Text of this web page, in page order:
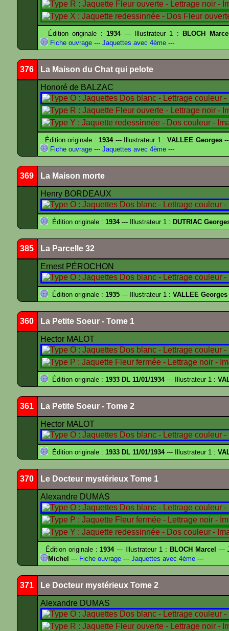
Édition originale :1934--- Illustrateur 1 :
BLOCH
Fiche ouvrage --- Jaquettes avec 4ème ---
376 La Maison du Chat qui pelote
Honoré de BALZAC
Édition originale :1934--- Illustrateur 1 :VALLEE Georges
Fiche ouvrage --- Jaquettes avec 4ème ---
369 La Maison morte
Henry BORDEAUX
Édition originale : 1934--- Illustrateur 1 : DUTRIAC
385 La Parcelle 32
Ernest PÉROCHON
Édition originale : 1935 --- Illustrateur 1 : VALLEE Georges
360 La Petite Soeur - Tome 1
Hector MALOT
Édition originale : 1933 DL 11/01/1934--- Illustrateur 1 :
361 La Petite Soeur - Tome 2
Hector MALOT
Édition originale : 1933 DL 11/01/1934--- Illustrateur 1 :
370 Le Docteur mystérieux Tome 1
Alexandre DUMAS
Édition originale :1934--- Illustrateur 1 : BLOCH Marcel ---
Michel --- Fiche ouvrage --- Jaquettes avec 4ème ---
371 Le Docteur mystérieux Tome 2
Alexandre DUMAS